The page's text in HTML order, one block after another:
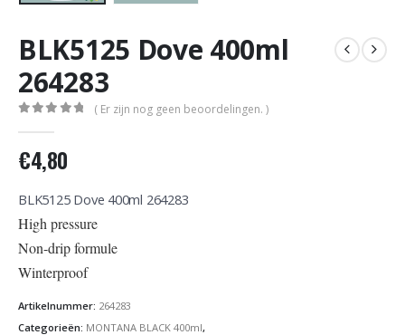
BLK5125 Dove 400ml
264283
( Er zijn nog geen beoordelingen. )
€4,80
BLK5125 Dove 400ml 264283
High pressure
Non-drip formule
Winterproof
Artikelnummer: 264283
Categorieën: MONTANA BLACK 400ml,